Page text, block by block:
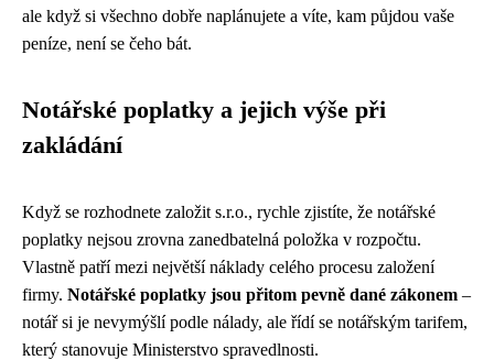
ale když si všechno dobře naplánujete a víte, kam půjdou vaše
peníze, není se čeho bát.
Notářské poplatky a jejich výše při
zakládání
Když se rozhodnete založit s.r.o., rychle zjistíte, že notářské
poplatky nejsou zrovna zanedbatelná položka v rozpočtu.
Vlastně patří mezi největší náklady celého procesu založení
firmy. Notářské poplatky jsou přitom pevně dané zákonem –
notář si je nevymýšlí podle nálady, ale řídí se notářským tarifem,
který stanovuje Ministerstvo spravedlnosti.